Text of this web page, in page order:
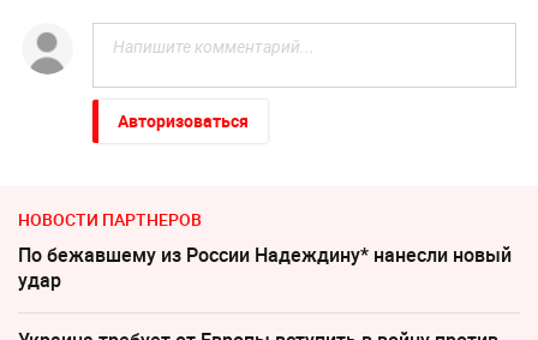
Авторизоваться
НОВОСТИ ПАРТНЕРОВ
По бежавшему из России Надеждину* нанесли новый
удар